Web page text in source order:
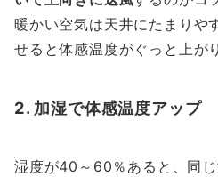
暖かい空気は天井にたまりや
せると体感温度がぐっと上が
2. 加湿で体感温度アップ
湿度が40～60％あると、同